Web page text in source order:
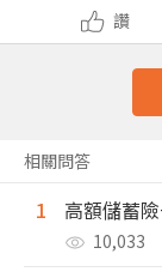
讚
相關問答
1 高額儲蓄
10,033